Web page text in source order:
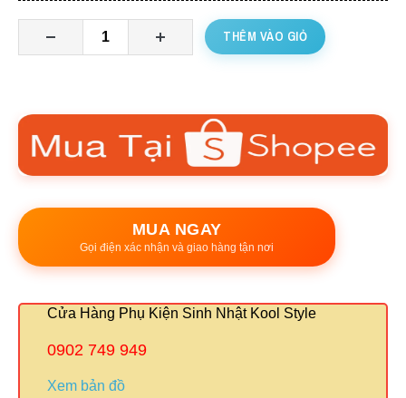
THÊM VÀO GIỎ
MUA NGAY
Gọi điện xác nhận và giao hàng tận nơi
Cửa Hàng Phụ Kiện Sinh Nhật Kool Style
0902 749 949
Xem bản đồ